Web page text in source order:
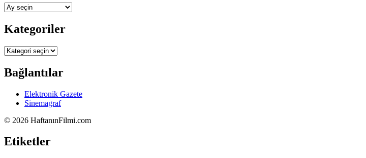
Arşivler
Kategoriler
Kategoriler
Bağlantılar
Elektronik Gazete
Sinemagraf
© 2026 HaftanınFilmi.com
Etiketler